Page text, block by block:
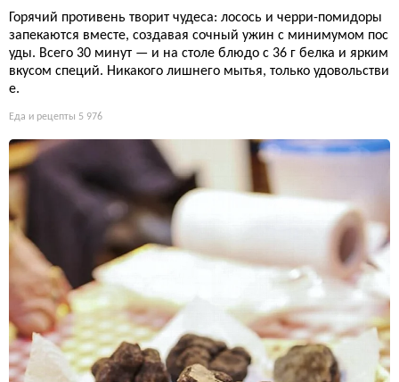
Горячий противень творит чудеса: лосось и черри-помидоры
запекаются вместе, создавая сочный ужин с минимумом пос
уды. Всего 30 минут — и на столе блюдо с 36 г белка и ярким
вкусом специй. Никакого лишнего мытья, только удовольстви
е.
Еда и рецепты 5 976